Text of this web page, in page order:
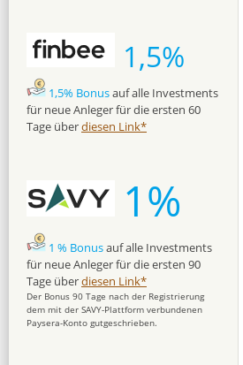
1,5%
1,5% Bonusauf alle Investments
für neue Anleger für die ersten 60
Tage überdiesen Link*
1%
1 % Bonusauf alle Investments
für neue Anleger für die ersten 90
Tage überdiesen Link*
Der Bonus 90 Tage nach der Registrierung
dem mit der SAVY-Plattform verbundenen
Paysera-Konto gutgeschrieben.